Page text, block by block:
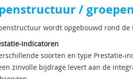
/ groepen
wordt opgebouwd rond
indicatoren
soorten en type Prestatie-
zinvolle bijdrage levert aan de